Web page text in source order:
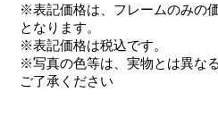
※表記価格は、フレームのみの
となります。
​※表記価格は税込です。
※写真の色等は、実物とは異な
ご了承ください